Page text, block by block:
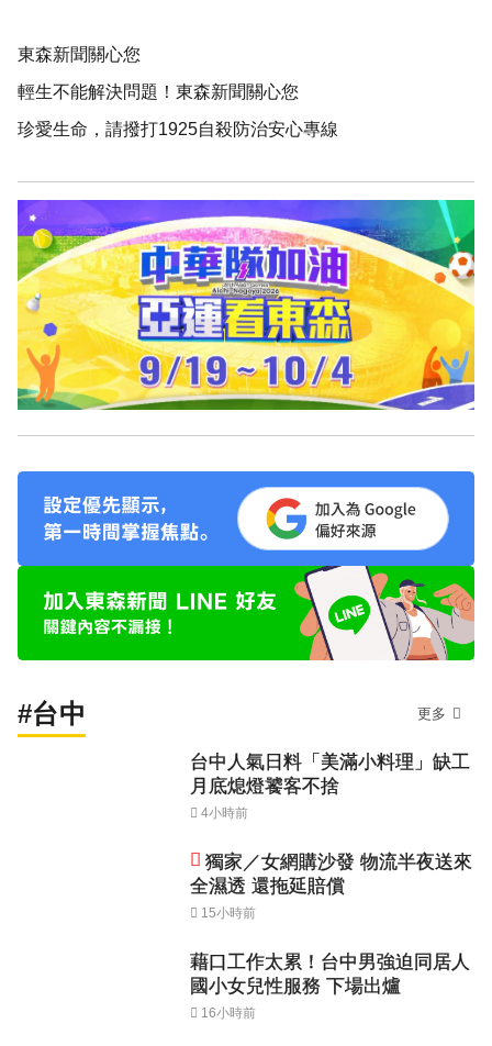
東森新聞關心您
輕生不能解決問題！東森新聞關心您
珍愛生命，請撥打1925自殺防治安心專線
#台中 更多
台中人氣日料「美滿小料理」缺工
月底熄燈饕客不捨
4小時前
獨家／女網購沙發 物流半夜送來
全濕透 還拖延賠償
15小時前
藉口工作太累！台中男強迫同居人
國小女兒性服務 下場出爐
16小時前